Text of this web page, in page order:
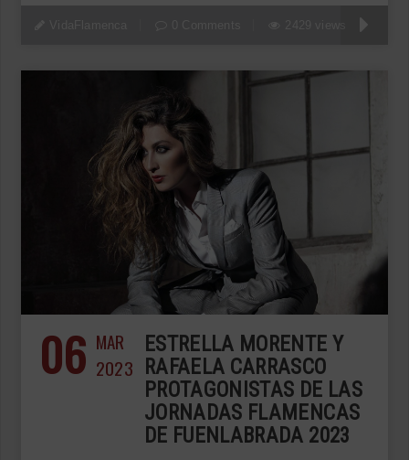
06 MAR
2023
ESTRELLA MORENTE Y
RAFAELA CARRASCO
PROTAGONISTAS DE LAS
JORNADAS FLAMENCAS
DE FUENLABRADA 2023